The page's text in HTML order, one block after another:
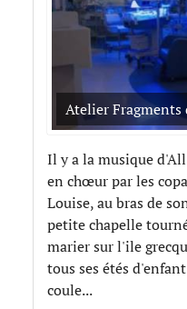
Atelier
Il y a la musique
en chœur par les
Louise, au bras de
petite chapelle
marier sur l'ile
tous ses étés
coule...